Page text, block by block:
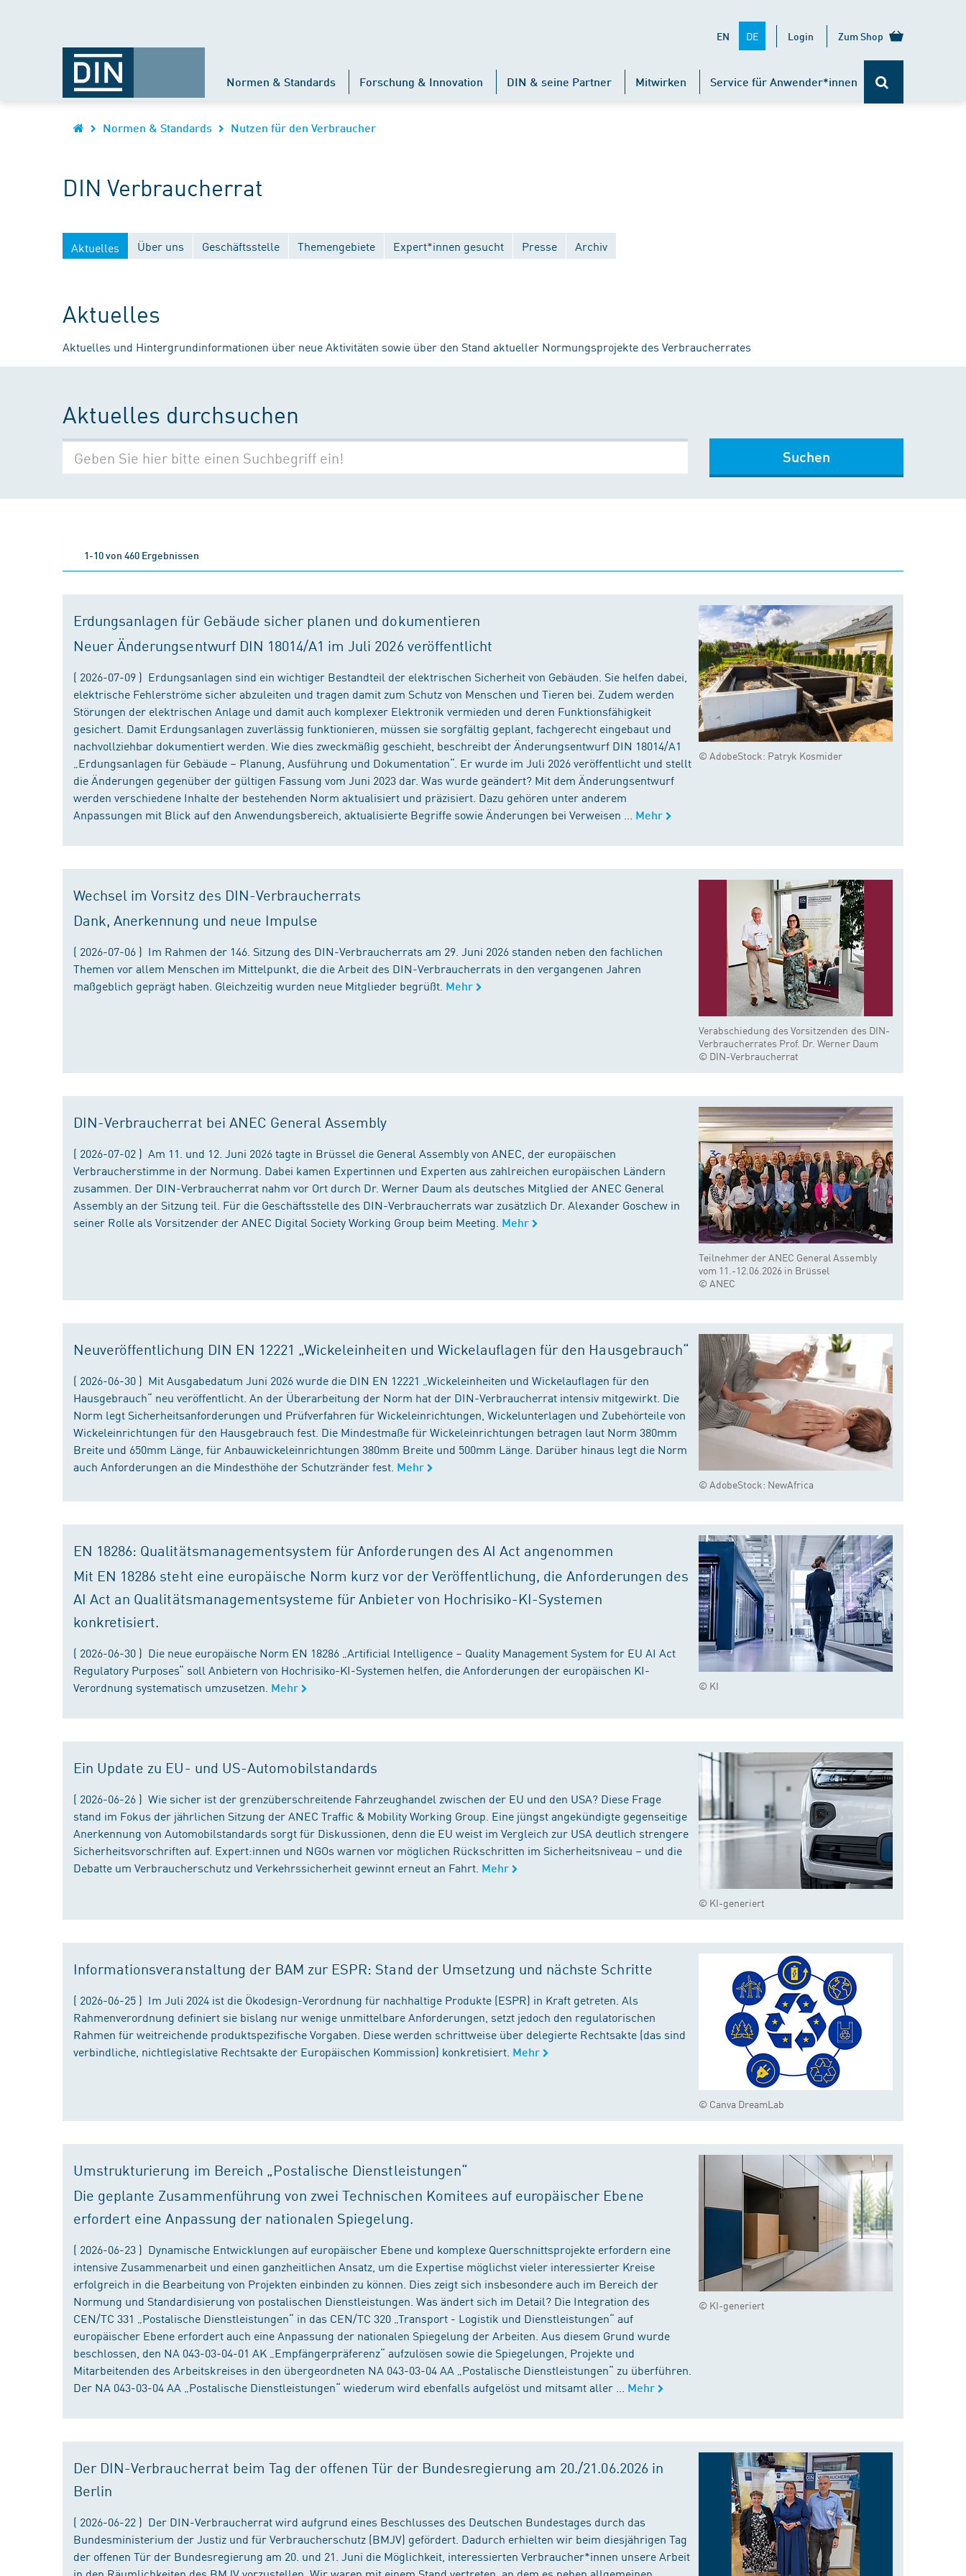
EN DE Login Zum Shop
Normen & Standards Forschung & Innovation DIN & seine Partner Mitwirken Service für Anwender*innen
Normen & Standards Nutzen für den Verbraucher
DIN Verbraucherrat
Aktuelles Über uns Geschäftsstelle Themengebiete Expert*innen gesucht Presse Archiv
Aktuelles
Aktuelles und Hintergrundinformationen über neue Aktivitäten sowie über den Stand aktueller Normungsprojekte des Verbraucherrates
Aktuelles durchsuchen
Suchen
1-10 von 460 Ergebnissen
© AdobeStock: Patryk Kosmider
Erdungsanlagen für Gebäude sicher planen und dokumentieren
Neuer Änderungsentwurf DIN 18014/A1 im Juli 2026 veröffentlicht
( 2026-07-09 ) Erdungsanlagen sind ein wichtiger Bestandteil der elektrischen Sicherheit von Gebäuden. Sie helfen dabei,
elektrische Fehlerströme sicher abzuleiten und tragen damit zum Schutz von Menschen und Tieren bei. Zudem werden
Störungen der elektrischen Anlage und damit auch komplexer Elektronik vermieden und deren Funktionsfähigkeit
gesichert. Damit Erdungsanlagen zuverlässig funktionieren, müssen sie sorgfältig geplant, fachgerecht eingebaut und
nachvollziehbar dokumentiert werden. Wie dies zweckmäßig geschieht, beschreibt der Änderungsentwurf DIN 18014/A1
„Erdungsanlagen für Gebäude – Planung, Ausführung und Dokumentation“. Er wurde im Juli 2026 veröffentlicht und stellt
die Änderungen gegenüber der gültigen Fassung vom Juni 2023 dar. Was wurde geändert? Mit dem Änderungsentwurf
werden verschiedene Inhalte der bestehenden Norm aktualisiert und präzisiert. Dazu gehören unter anderem
Anpassungen mit Blick auf den Anwendungsbereich, aktualisierte Begriffe sowie Änderungen bei Verweisen ...
Mehr
Verabschiedung des Vorsitzenden des DIN-
Verbraucherrates Prof. Dr. Werner Daum
© DIN-Verbraucherrat
Wechsel im Vorsitz des DIN-Verbraucherrats
Dank, Anerkennung und neue Impulse
( 2026-07-06 ) Im Rahmen der 146. Sitzung des DIN-Verbraucherrats am 29. Juni 2026 standen neben den fachlichen
Themen vor allem Menschen im Mittelpunkt, die die Arbeit des DIN-Verbraucherrats in den vergangenen Jahren
maßgeblich geprägt haben. Gleichzeitig wurden neue Mitglieder begrüßt. Mehr
Teilnehmer der ANEC General Assembly
vom 11.-12.06.2026 in Brüssel
© ANEC
DIN-Verbraucherrat bei ANEC General Assembly
( 2026-07-02 ) Am 11. und 12. Juni 2026 tagte in Brüssel die General Assembly von ANEC, der europäischen
Verbraucherstimme in der Normung. Dabei kamen Expertinnen und Experten aus zahlreichen europäischen Ländern
zusammen. Der DIN-Verbraucherrat nahm vor Ort durch Dr. Werner Daum als deutsches Mitglied der ANEC General
Assembly an der Sitzung teil. Für die Geschäftsstelle des DIN-Verbraucherrats war zusätzlich Dr. Alexander Goschew in
seiner Rolle als Vorsitzender der ANEC Digital Society Working Group beim Meeting. Mehr
© AdobeStock: NewAfrica
Neuveröffentlichung DIN EN 12221 „Wickeleinheiten und Wickelauflagen für den Hausgebrauch“
( 2026-06-30 ) Mit Ausgabedatum Juni 2026 wurde die DIN EN 12221 „Wickeleinheiten und Wickelauflagen für den
Hausgebrauch“ neu veröffentlicht. An der Überarbeitung der Norm hat der DIN-Verbraucherrat intensiv mitgewirkt. Die
Norm legt Sicherheitsanforderungen und Prüfverfahren für Wickeleinrichtungen, Wickelunterlagen und Zubehörteile von
Wickeleinrichtungen für den Hausgebrauch fest. Die Mindestmaße für Wickeleinrichtungen betragen laut Norm 380mm
Breite und 650mm Länge, für Anbauwickeleinrichtungen 380mm Breite und 500mm Länge. Darüber hinaus legt die Norm
auch Anforderungen an die Mindesthöhe der Schutzränder fest. Mehr
© KI
EN 18286: Qualitätsmanagementsystem für Anforderungen des AI Act angenommen
Mit EN 18286 steht eine europäische Norm kurz vor der Veröffentlichung, die Anforderungen des
AI Act an Qualitätsmanagementsysteme für Anbieter von Hochrisiko-KI-Systemen
konkretisiert.
( 2026-06-30 ) Die neue europäische Norm EN 18286 „Artificial Intelligence – Quality Management System for EU AI Act
Regulatory Purposes“ soll Anbietern von Hochrisiko-KI-Systemen helfen, die Anforderungen der europäischen KI-
Verordnung systematisch umzusetzen. Mehr
© KI-generiert
Ein Update zu EU- und US-Automobilstandards
( 2026-06-26 ) Wie sicher ist der grenzüberschreitende Fahrzeughandel zwischen der EU und den USA? Diese Frage
stand im Fokus der jährlichen Sitzung der ANEC Traffic & Mobility Working Group. Eine jüngst angekündigte gegenseitige
Anerkennung von Automobilstandards sorgt für Diskussionen, denn die EU weist im Vergleich zur USA deutlich strengere
Sicherheitsvorschriften auf. Expert:innen und NGOs warnen vor möglichen Rückschritten im Sicherheitsniveau – und die
Debatte um Verbraucherschutz und Verkehrssicherheit gewinnt erneut an Fahrt. Mehr
© Canva DreamLab
Informationsveranstaltung der BAM zur ESPR: Stand der Umsetzung und nächste Schritte
( 2026-06-25 ) Im Juli 2024 ist die Ökodesign-Verordnung für nachhaltige Produkte (ESPR) in Kraft getreten. Als
Rahmenverordnung definiert sie bislang nur wenige unmittelbare Anforderungen, setzt jedoch den regulatorischen
Rahmen für weitreichende produktspezifische Vorgaben. Diese werden schrittweise über delegierte Rechtsakte (das sind
verbindliche, nichtlegislative Rechtsakte der Europäischen Kommission) konkretisiert. Mehr
© KI-generiert
Umstrukturierung im Bereich „Postalische Dienstleistungen“
Die geplante Zusammenführung von zwei Technischen Komitees auf europäischer Ebene
erfordert eine Anpassung der nationalen Spiegelung.
( 2026-06-23 ) Dynamische Entwicklungen auf europäischer Ebene und komplexe Querschnittsprojekte erfordern eine
intensive Zusammenarbeit und einen ganzheitlichen Ansatz, um die Expertise möglichst vieler interessierter Kreise
erfolgreich in die Bearbeitung von Projekten einbinden zu können. Dies zeigt sich insbesondere auch im Bereich der
Normung und Standardisierung von postalischen Dienstleistungen. Was ändert sich im Detail? Die Integration des
CEN/TC 331 „Postalische Dienstleistungen“ in das CEN/TC 320 „Transport - Logistik und Dienstleistungen“ auf
europäischer Ebene erfordert auch eine Anpassung der nationalen Spiegelung der Arbeiten. Aus diesem Grund wurde
beschlossen, den NA 043-03-04-01 AK „Empfängerpräferenz“ aufzulösen sowie die Spiegelungen, Projekte und
Mitarbeitenden des Arbeitskreises in den übergeordneten NA 043-03-04 AA „Postalische Dienstleistungen“ zu überführen.
Der NA 043-03-04 AA „Postalische Dienstleistungen“ wiederum wird ebenfalls aufgelöst und mitsamt aller ...
Mehr
Der DIN-Verbraucherrat beim Tag der offenen Tür der Bundesregierung am 20./21.06.2026 in
Berlin
( 2026-06-22 ) Der DIN-Verbraucherrat wird aufgrund eines Beschlusses des Deutschen Bundestages durch das
Bundesministerium der Justiz und für Verbraucherschutz (BMJV) gefördert. Dadurch erhielten wir beim diesjährigen Tag
der offenen Tür der Bundesregierung am 20. und 21. Juni die Möglichkeit, interessierten Verbraucher*innen unsere Arbeit